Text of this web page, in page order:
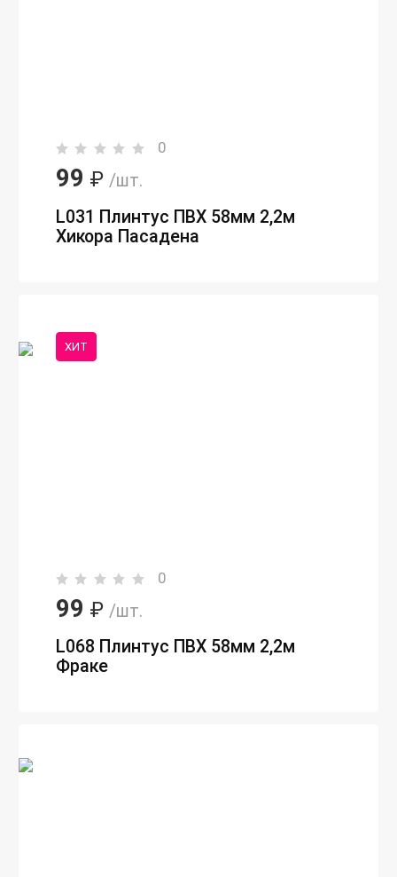
0
99 ₽ /шт.
L031 Плинтус ПВХ 58мм 2,2м
Хикора Пасадена
ХИТ
0
99 ₽ /шт.
L068 Плинтус ПВХ 58мм 2,2м
Фраке